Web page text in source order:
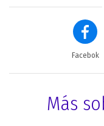
Facebok
Más